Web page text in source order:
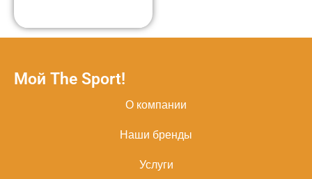
Мой The Sport!
О компании
Наши бренды
Услуги